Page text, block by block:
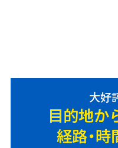
大好
目的地か
経路・